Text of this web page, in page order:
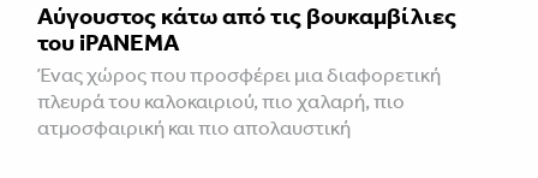
Αύγουστος κάτω από τις βουκαμβίλιες
του iPANEMA
Ένας χώρος που προσφέρει μια διαφορετική
πλευρά του καλοκαιριού, πιο χαλαρή, πιο
ατμοσφαιρική και πιο απολαυστική